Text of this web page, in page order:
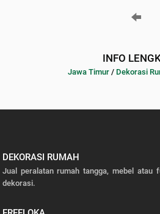
INFO
Jawa Timur / Dekorasi
DEKORASI RUMAH
Jual peralatan rumah tangga, mebel atau
dekorasi.